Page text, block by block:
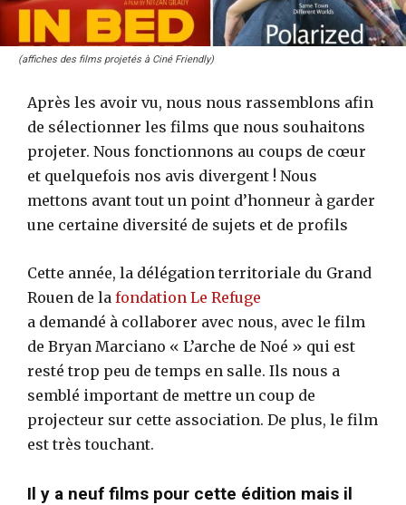
(affiches des films projetés à Ciné Friendly)
Après les avoir vu, nous nous rassemblons afin
de sélectionner les films que nous souhaitons
projeter. Nous fonctionnons au coups de cœur
et quelquefois nos avis divergent ! Nous
mettons avant tout un point d’honneur à garder
une certaine diversité de sujets et de profils
Cette année, la délégation territoriale du Grand
Rouen de la fondation Le Refuge
a demandé à collaborer avec nous, avec le film
de Bryan Marciano « L’arche de Noé » qui est
resté trop peu de temps en salle. Ils nous a
semblé important de mettre un coup de
projecteur sur cette association. De plus, le film
est très touchant.
Il y a neuf films pour cette édition mais il